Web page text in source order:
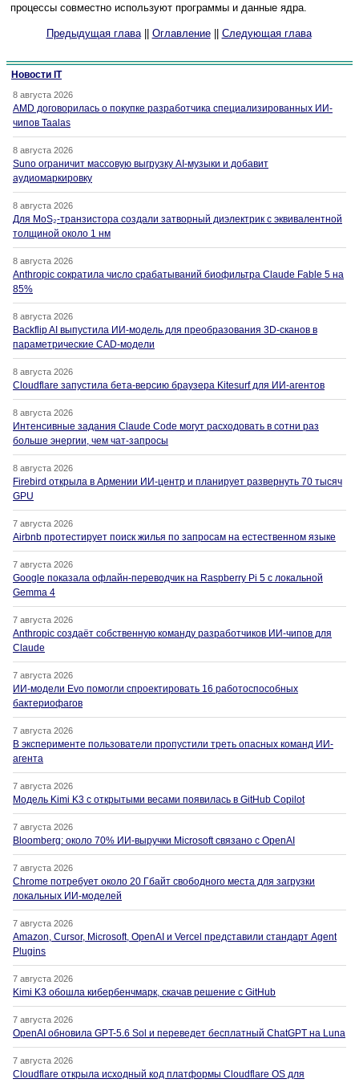
процессы совместно используют программы и данные ядра.
Предыдущая глава|| Оглавление|| Следующая глава
Новости IT
8 августа 2026
AMD договорилась о покупке разработчика специализированных ИИ-
чипов Taalas
8 августа 2026
Suno ограничит массовую выгрузку AI-музыки и добавит
аудиомаркировку
8 августа 2026
Для MoS₂-транзистора создали затворный диэлектрик с эквивалентной
толщиной около 1 нм
8 августа 2026
Anthropic сократила число срабатываний биофильтра Claude Fable 5 на
85%
8 августа 2026
Backflip AI выпустила ИИ-модель для преобразования 3D-сканов в
параметрические CAD-модели
8 августа 2026
Cloudflare запустила бета-версию браузера Kitesurf для ИИ-агентов
8 августа 2026
Интенсивные задания Claude Code могут расходовать в сотни раз
больше энергии, чем чат-запросы
8 августа 2026
Firebird открыла в Армении ИИ-центр и планирует развернуть 70 тысяч
GPU
7 августа 2026
Airbnb протестирует поиск жилья по запросам на естественном языке
7 августа 2026
Google показала офлайн-переводчик на Raspberry Pi 5 с локальной
Gemma 4
7 августа 2026
Anthropic создаёт собственную команду разработчиков ИИ-чипов для
Claude
7 августа 2026
ИИ-модели Evo помогли спроектировать 16 работоспособных
бактериофагов
7 августа 2026
В эксперименте пользователи пропустили треть опасных команд ИИ-
агента
7 августа 2026
Модель Kimi K3 с открытыми весами появилась в GitHub Copilot
7 августа 2026
Bloomberg: около 70% ИИ-выручки Microsoft связано с OpenAI
7 августа 2026
Chrome потребует около 20 Гбайт свободного места для загрузки
локальных ИИ-моделей
7 августа 2026
Amazon, Cursor, Microsoft, OpenAI и Vercel представили стандарт Agent
Plugins
7 августа 2026
Kimi K3 обошла кибербенчмарк, скачав решение с GitHub
7 августа 2026
OpenAI обновила GPT-5.6 Sol и переведет бесплатный ChatGPT на Luna
7 августа 2026
Cloudflare открыла исходный код платформы Cloudflare OS для